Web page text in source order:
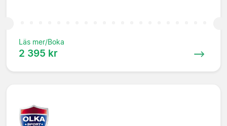
Läs mer/Boka
2 395 kr